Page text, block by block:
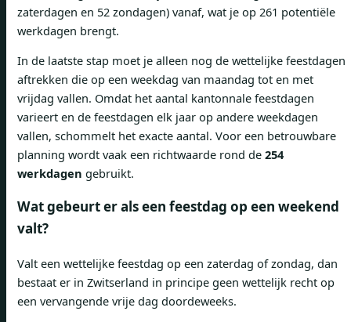
zaterdagen en 52 zondagen) vanaf, wat je op 261 potentiële
werkdagen brengt.
In de laatste stap moet je alleen nog de wettelijke feestdagen
aftrekken die op een weekdag van maandag tot en met
vrijdag vallen. Omdat het aantal kantonnale feestdagen
varieert en de feestdagen elk jaar op andere weekdagen
vallen, schommelt het exacte aantal. Voor een betrouwbare
planning wordt vaak een richtwaarde rond de 254
werkdagen gebruikt.
Wat gebeurt er als een feestdag op een weekend
valt?
Valt een wettelijke feestdag op een zaterdag of zondag, dan
bestaat er in Zwitserland in principe geen wettelijk recht op
een vervangende vrije dag doordeweeks.